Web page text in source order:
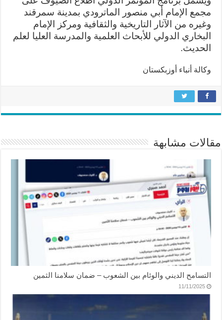
مجمع الإمام أبي منصور الماترودي بمدينة سمرقند
وغيره من الآثار التاريخية والثقافية ومركز الإمام
البخاري الدولي للأبحاث العلمية والمدرسة العليا لعلم
الحديث.
وكالة أنباء أوزبكستان
مقالات مشابهة
التسامح الديني والوئام بين الشعوب – ضمان سلامنا الثمين
11/11/2025